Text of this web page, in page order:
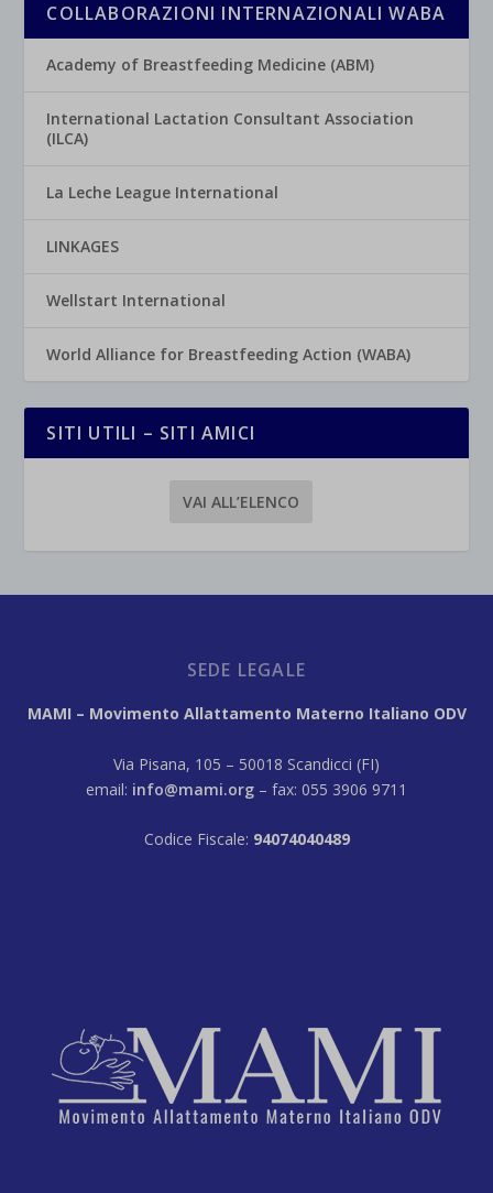
COLLABORAZIONI INTERNAZIONALI WABA
Academy of Breastfeeding Medicine (ABM)
International Lactation Consultant Association
(ILCA)
La Leche League International
LINKAGES
Wellstart International
World Alliance for Breastfeeding Action (WABA)
SITI UTILI – SITI AMICI
VAI ALL’ELENCO
SEDE LEGALE
MAMI – Movimento Allattamento Materno Italiano ODV
Via Pisana, 105 – 50018 Scandicci (FI)
email: info@mami.org – fax: 055 3906 9711
Codice Fiscale: 94074040489